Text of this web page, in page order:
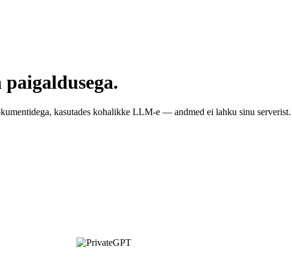
kasutades kohalikke LLM-e — andmed ei lahku sinu serverist.